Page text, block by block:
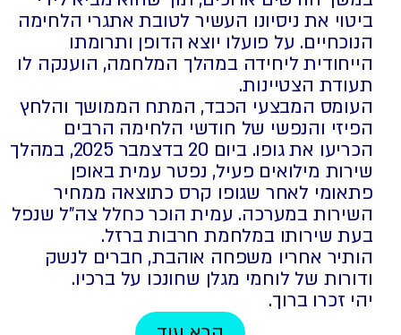
ביטוי את ניסיונו העשיר לטובת אתגרי הלחימה
הנוכחיים. על פועלו יוצא הדופן ותרומתו
הייחודית ליחידה במהלך המלחמה, הוענקה לו
תעודת הצטיינות.
העומס המבצעי הכבד, המתח הממושך והלחץ
הפיזי והנפשי של חודשי הלחימה הרבים
הכריעו את גופו. ביום 20 בדצמבר 2025, במהלך
שירות מילואים פעיל, נפטר עמית באופן
פתאומי לאחר שגופו קרס כתוצאה ממחיר
השירות במערכה. עמית הוכר כחלל צה"ל שנפל
בעת שירותו במלחמת חרבות ברזל.
הותיר אחריו משפחה אוהבת, חברים לנשק
ודורות של לוחמי מגלן שחונכו על ברכיו.
יהי זכרו ברוך.